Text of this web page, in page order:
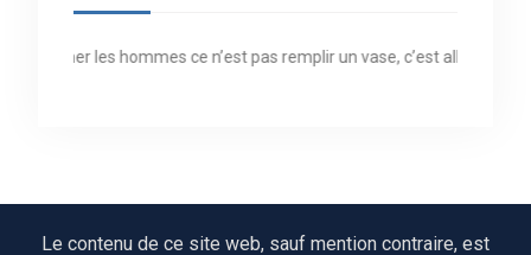
« Former les hommes ce n’est pas remplir un vase, c’est allumer
Le contenu de ce site web, sauf mention contraire, est